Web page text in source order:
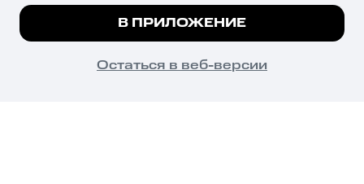
психотропных веществ, их аналогов причиняет вред здоровью,
их незаконный оборот запрещён и влечёт установленную
законодательством ответственность.
© 2026 ООО «КИОН».
Все права защищены
Мы используем куки, чтобы на сайте все
Подробнее
ПОНЯТНО
В ПРИЛОЖЕНИЕ
Остаться в веб-версии